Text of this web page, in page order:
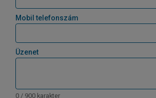
Mobil telefonszám
Üzenet
0 / 900 karakter